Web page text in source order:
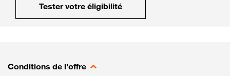
Tester votre éligibilité
Conditions de l'offre